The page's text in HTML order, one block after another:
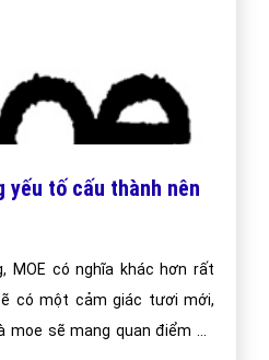
yếu tố cấu thành nên
MOE có nghĩa khác hơn rất
có một cảm giác tươi mới,
moe sẽ mang quan điểm cá